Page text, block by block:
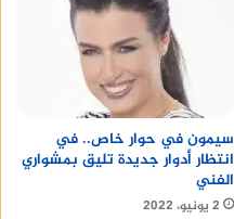
سيمون في حوار خاص.. في
انتظار أدوار جديدة تليق بمشواري
الفني
2 يونيو، 2022